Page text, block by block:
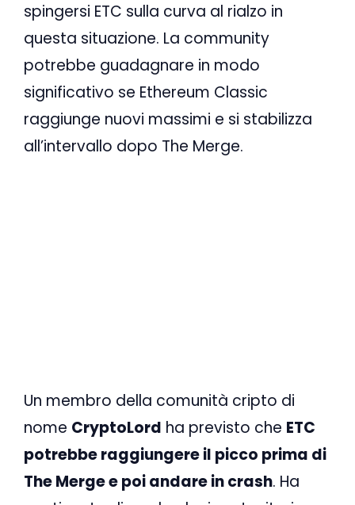
spingersi ETC sulla curva al rialzo in
questa situazione. La community
potrebbe guadagnare in modo
significativo se Ethereum Classic
raggiunge nuovi massimi e si stabilizza
all’intervallo dopo The Merge.
Un membro della comunità cripto di
nome CryptoLord ha previsto che ETC
potrebbe raggiungere il picco prima di
The Merge e poi andare in crash. Ha